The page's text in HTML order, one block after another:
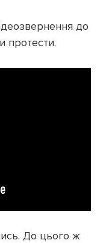
до
протести.
До цього ж